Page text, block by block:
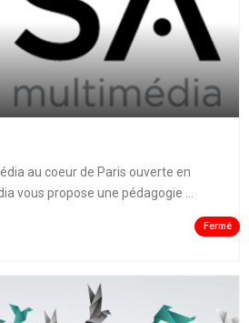
au coeur de Paris ouverte en
vous propose une pédagogie ...
Fermé